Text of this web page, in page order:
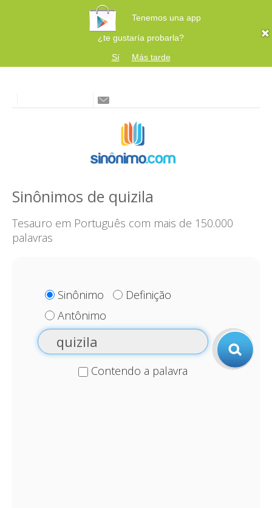
Tenemos una app
¿te gustaría probarla?
Sí
Más tarde
Sinônimos de quizila
Tesauro em Português com mais de 150.000
palavras
Sinônimo
Definição
Antônimo
Contendo a palavra